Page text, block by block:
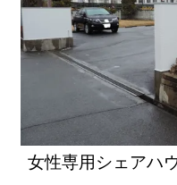
女性専用シェアハ